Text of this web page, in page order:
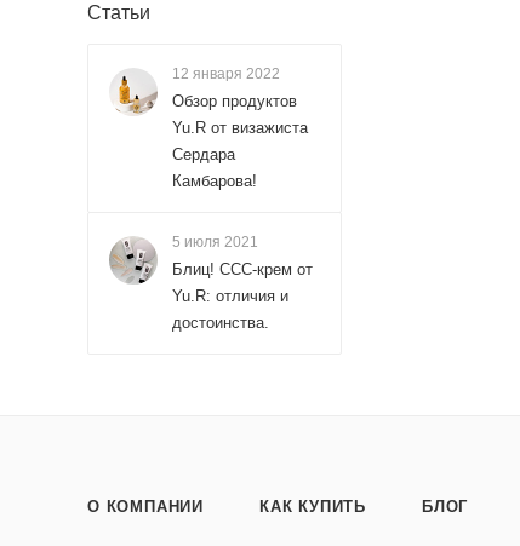
Статьи
12 января 2022
Обзор продуктов
Yu.R от визажиста
Сердара
Камбарова!
5 июля 2021
Блиц! ССС-крем от
Yu.R: отличия и
достоинства.
О КОМПАНИИ КАК КУПИТЬ БЛОГ